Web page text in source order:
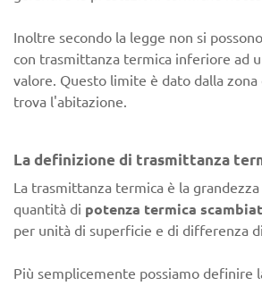
Inoltre secondo la legge non si
con trasmittanza termica inferiore ad
valore. Questo limite è dato dalla zona
trova l'abitazione.
La definizione di trasmittanza
La trasmittanza termica è la grandezza
quantità di potenza termica
per unità di superficie e di differenza
Più semplicemente possiamo definire